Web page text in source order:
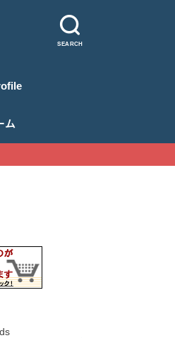
SEARCH
ム